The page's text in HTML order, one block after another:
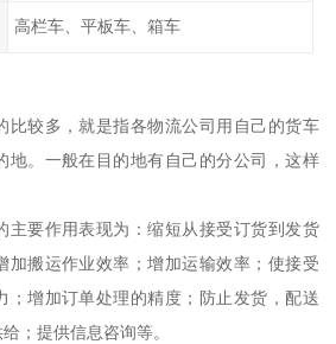
高栏车、平板车、箱车
比较多，就是指各物流公司用自己的货车
地。一般在目的地有自己的分公司，这样
主要作用表现为：缩短从接受订货到发货
加搬运作业效率；增加运输效率；使接受
；增加订单处理的精度；防止发货，配送
；提供信息咨询等。